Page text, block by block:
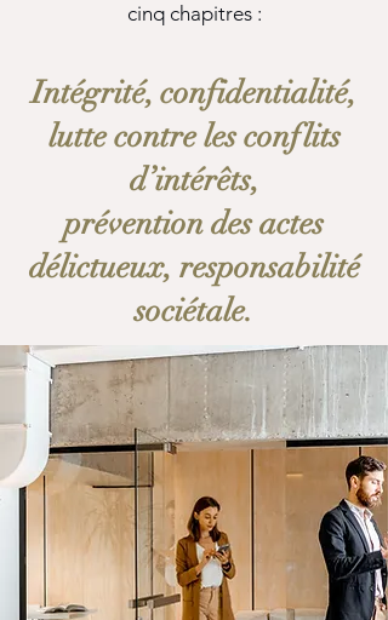
cinq chapitres :
Intégrité, confidentialité,
lutte contre les conflits
d’intérêts,
prévention des actes
délictueux, responsabilité
sociétale.